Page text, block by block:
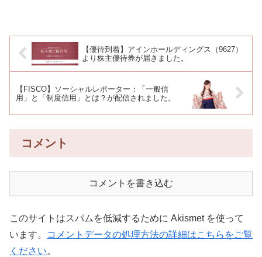
【優待到着】アインホールディングス（9627）
より株主優待券が届きました。
【FISCO】ソーシャルレポーター：「一般信
用」と「制度信用」とは？が配信されました。
コメント
コメントを書き込む
このサイトはスパムを低減するために Akismet を使って
います。
コメントデータの処理方法の詳細はこちらをご覧
ください。